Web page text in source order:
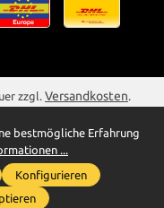
zzgl. Versandkosten.
gem. § 25a UStG
gesonderter Ausweis der
Gegenständen
für Anfragen
bestmögliche Erfahrung
...
Konfigurieren